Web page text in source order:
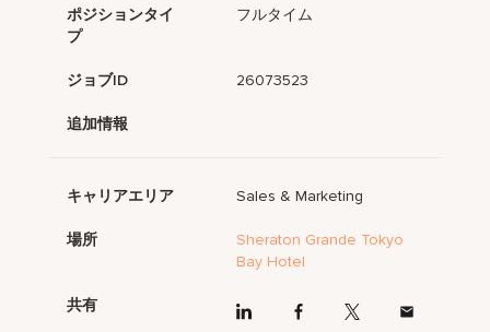
ポジションタイ
プ
フルタイム
ジョブID 26073523
追加情報
キャリアエリア Sales & Marketing
場所
Sheraton Grande Tokyo
Bay Hotel
共有